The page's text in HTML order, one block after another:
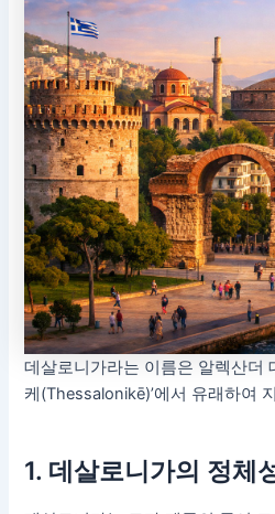
데살로니가라는 이름은 알렉산더
케(Thessalonikē)’에서 유래하여
1. 데살로니가의 정체